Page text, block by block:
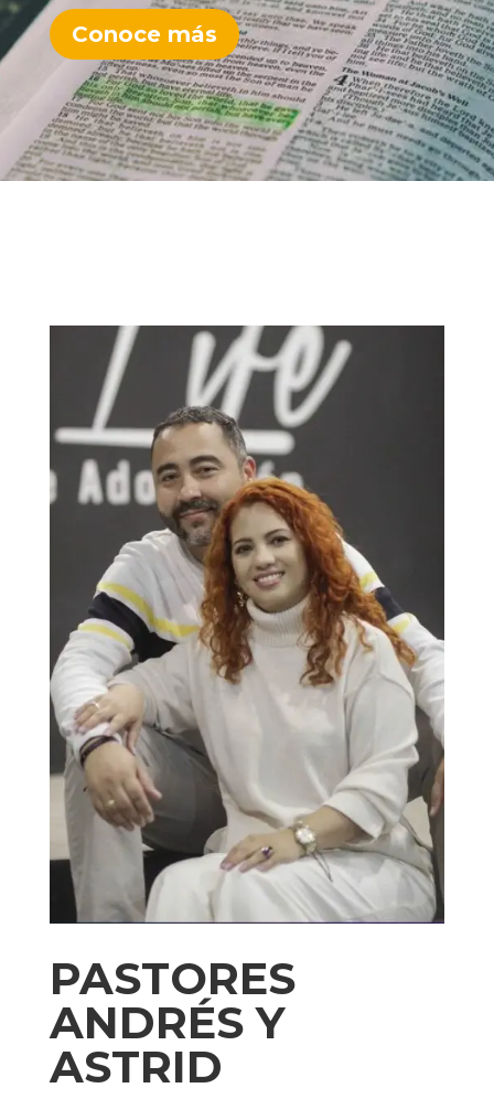
Conoce más
PASTORES
ANDRÉS Y
ASTRID